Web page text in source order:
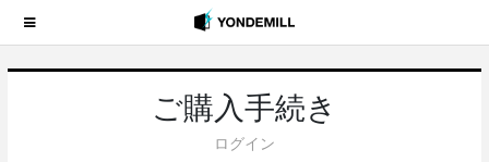
ご購入手続き
ログイン